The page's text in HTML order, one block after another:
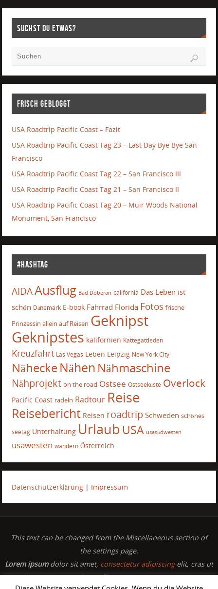
Suchst Du etwas?
Frisch gebloggt
USA Roadtrip Pacific Coast – Fazit
USA Roadtrip Pacific Coast Tag 23 – Last Day Bye Bye San
Francisco
USA Roadtrip Pacific Coast Tag 22 – San Francisco III
USA Roadtrip Pacific Coast Tag 21 – San Francisco II
USA Roadtrip Pacific Coast Tag 20 – Muir Woods National
Monument, San Francisco
#Hashtag
AIDAAusflug Bad Doberan california Das Leben ist
schön Dänemark E-book Fahrrad Florida Fotos frische
Prinzessin allein auf Reisen Geknipst
Geknipstes kalifornien Kattegattleden
Kreuzfahrt Las Vegas Leben Leipzig New York City
NäheckeNähen Nähmaschine
Nähprojekt on the road Ostsee Ostseeküste Overlock
Pacific Coast radeln Radtour Reise
Reisebericht Reisen roadtrip Schweden schönes
seetag Unterhaltung Urlaub USA usasüdwesten
usawesten wandern Österreich
Datenschutzerklärung | Impressum
This text can be changed from the Miscellaneous section of
the settings page.
Lorem ipsumdolor sit amet, consectetur adipiscingelit, cras ut
imperdiet augue.